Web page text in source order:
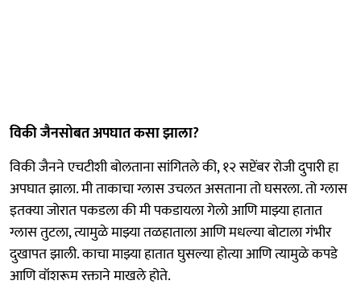
विकी जैनसोबत अपघात कसा झाला?
विकी जैनने एचटीशी बोलताना सांगितले की, १२ सप्टेंबर रोजी दुपारी हा
अपघात झाला. मी ताकाचा ग्लास उचलत असताना तो घसरला. तो ग्लास
इतक्या जोरात पकडला की मी पकडायला गेलो आणि माझ्या हातात
ग्लास तुटला, त्यामुळे माझ्या तळहाताला आणि मधल्या बोटाला गंभीर
दुखापत झाली. काचा माझ्या हातात घुसल्या होत्या आणि त्यामुळे कपडे
आणि वॉशरूम रक्ताने माखले होते.